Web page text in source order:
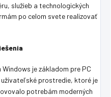
služieb a technologických
po celom svete realizovať
Windows je základom pre PC
prostredie, ktoré je
potrebám moderných